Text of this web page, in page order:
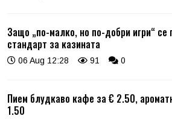
Защо „по-малко, но по-добри игри“
стандарт за казината
06 Aug 12:28 91 0
Пием блудкаво кафе за € 2.50,
1.50